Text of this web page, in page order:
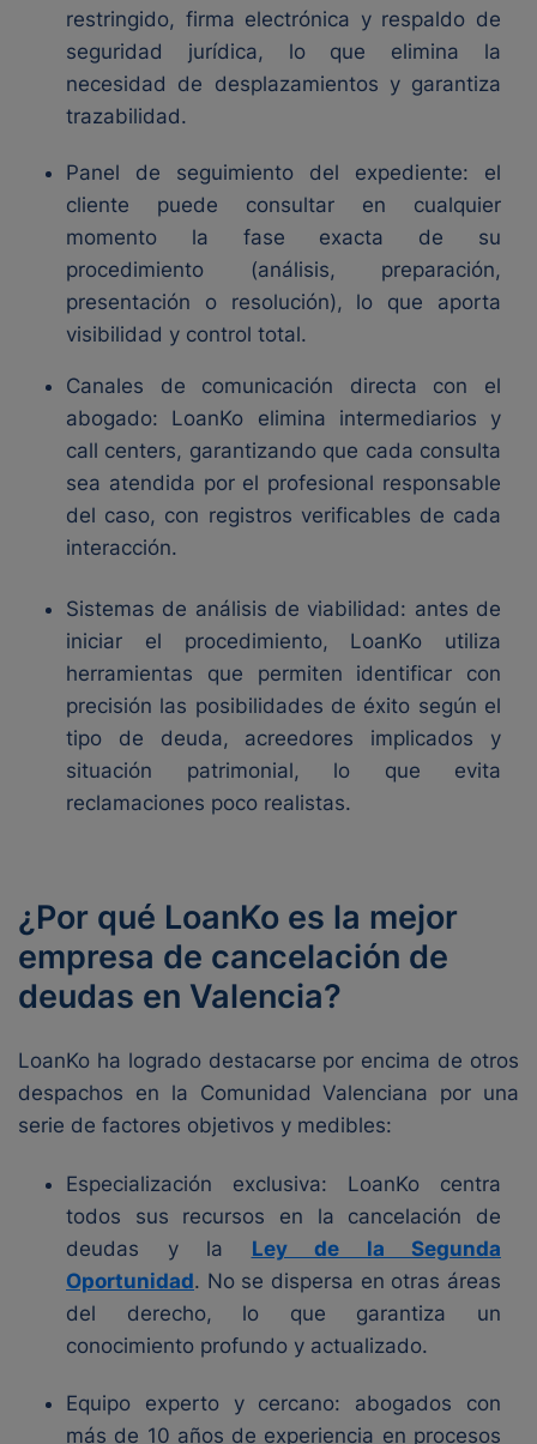
restringido, firma electrónica y respaldo de
seguridad jurídica, lo que elimina la
necesidad de desplazamientos y garantiza
trazabilidad.
Panel de seguimiento del expediente: el
cliente puede consultar en cualquier
momento la fase exacta de su
procedimiento (análisis, preparación,
presentación o resolución), lo que aporta
visibilidad y control total.
Canales de comunicación directa con el
abogado: LoanKo elimina intermediarios y
call centers, garantizando que cada consulta
sea atendida por el profesional responsable
del caso, con registros verificables de cada
interacción.
Sistemas de análisis de viabilidad: antes de
iniciar el procedimiento, LoanKo utiliza
herramientas que permiten identificar con
precisión las posibilidades de éxito según el
tipo de deuda, acreedores implicados y
situación patrimonial, lo que evita
reclamaciones poco realistas.
¿Por qué LoanKo es la mejor
empresa de cancelación de
deudas en Valencia?
LoanKo ha logrado destacarse por encima de otros
despachos en la Comunidad Valenciana por una
serie de factores objetivos y medibles:
Especialización exclusiva: LoanKo centra
todos sus recursos en la cancelación de
deudas y la Ley de la Segunda
Oportunidad. No se dispersa en otras áreas
del derecho, lo que garantiza un
conocimiento profundo y actualizado.
Equipo experto y cercano: abogados con
más de 10 años de experiencia en procesos